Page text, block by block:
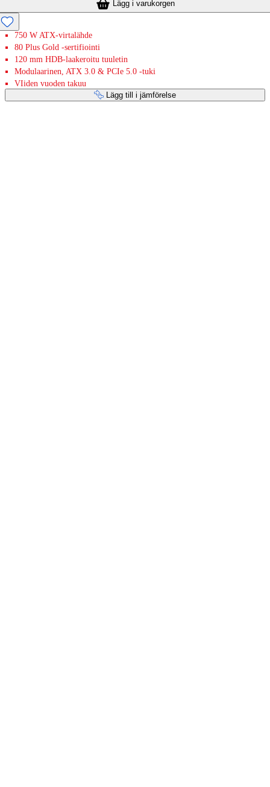
Lägg i varukorgen
750 W ATX-virtalähde
80 Plus Gold -sertifiointi
120 mm HDB-laakeroitu tuuletin
Modulaarinen, ATX 3.0 & PCIe 5.0 -tuki
VIiden vuoden takuu
Lägg till i jämförelse